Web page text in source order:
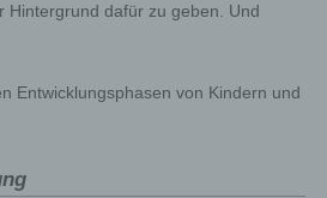
Hintergrund dafür zu geben. Und
Entwicklungsphasen von Kindern und